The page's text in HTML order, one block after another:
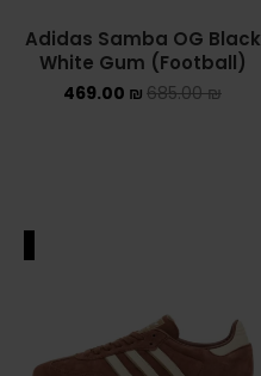
Adidas Samba OG Black
White Gum (Football)
685.00₪
469.00 ₪